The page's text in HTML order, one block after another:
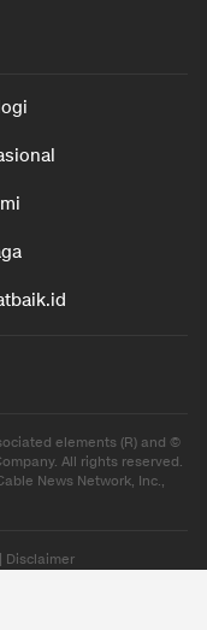
elements (R) and ©
All rights reserved.
News Network, Inc.,
Disclaimer